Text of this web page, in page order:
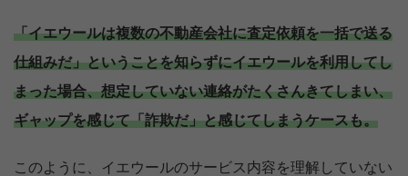
「イエウールは複数の不動産会社に査定依頼を一括で送る
仕組みだ」ということを知らずにイエウールを利用してし
まった場合、想定していない連絡がたくさんきてしまい、
ギャップを感じて「詐欺だ」と感じてしまうケースも。
このように、イエウールのサービス内容を理解していない